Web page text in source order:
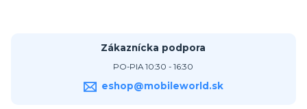
Zákaznícka podpora
PO-PIA 10:30 - 16:30
eshop@mobileworld.sk